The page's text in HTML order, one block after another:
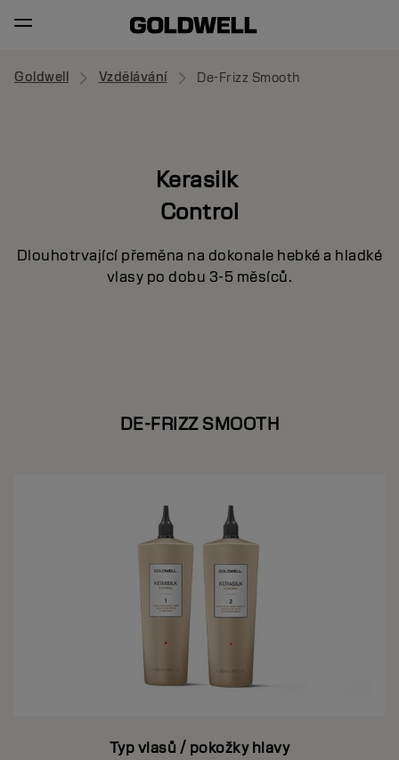
Goldwell Vzdělávání De-Frizz Smooth
Kerasilk
Control
Dlouhotrvající přeměna na dokonale hebké a hladké
vlasy po dobu 3-5 měsíců.
DE-FRIZZ SMOOTH
Typ vlasů / pokožky hlavy